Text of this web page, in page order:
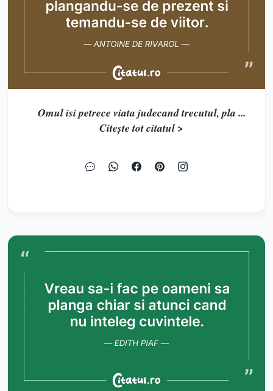
Omul isi petrece viata judecand trecutul, pla ...
Citește tot citatul >